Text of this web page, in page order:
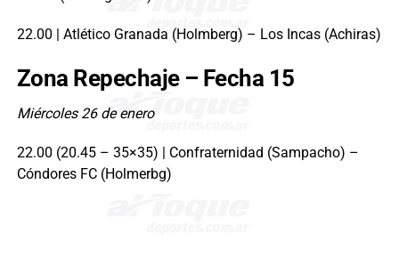
22.00 | Atlético Granada (Holmberg) – Los Incas (Achiras)
Zona Repechaje – Fecha 15
Miércoles 26 de enero
22.00 (20.45 – 35×35) | Confraternidad (Sampacho) –
Cóndores FC (Holmerbg)